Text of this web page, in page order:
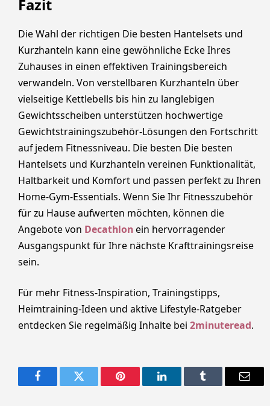
Fazit
Die Wahl der richtigen Die besten Hantelsets und
Kurzhanteln kann eine gewöhnliche Ecke Ihres
Zuhauses in einen effektiven Trainingsbereich
verwandeln. Von verstellbaren Kurzhanteln über
vielseitige Kettlebells bis hin zu langlebigen
Gewichtsscheiben unterstützen hochwertige
Gewichtstrainingszubehör-Lösungen den Fortschritt
auf jedem Fitnessniveau. Die besten Die besten
Hantelsets und Kurzhanteln vereinen Funktionalität,
Haltbarkeit und Komfort und passen perfekt zu Ihren
Home-Gym-Essentials. Wenn Sie Ihr Fitnesszubehör
für zu Hause aufwerten möchten, können die
Angebote von Decathlonein hervorragender
Ausgangspunkt für Ihre nächste Krafttrainingsreise
sein.
Für mehr Fitness-Inspiration, Trainingstipps,
Heimtraining-Ideen und aktive Lifestyle-Ratgeber
entdecken Sie regelmäßig Inhalte bei 2minuteread.
FacebookTwitter Pinterest LinkedInTumblr Email